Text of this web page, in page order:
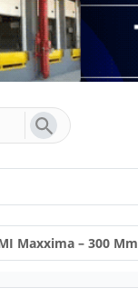
Maxxima – 300 Mm